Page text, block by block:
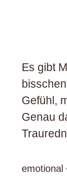
Es gibt
Gefühl,
Genau
emotional